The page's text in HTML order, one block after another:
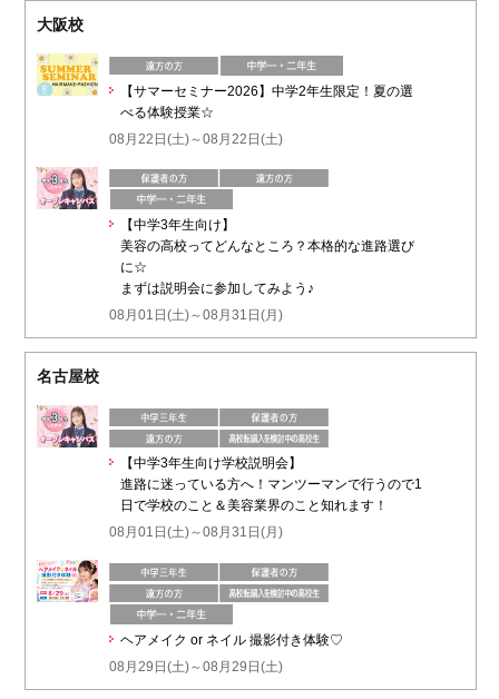
大阪校
【サマーセミナー2026】中学2年生限定！夏の選
べる体験授業☆
08月22日(土)～08月22日(土)
【中学3年生向け】
美容の高校ってどんなところ？本格的な進路選び
に☆
まずは説明会に参加してみよう♪
08月01日(土)～08月31日(月)
名古屋校
【中学3年生向け学校説明会】
進路に迷っている方へ！マンツーマンで行うので1
日で学校のこと＆美容業界のこと知れます！
08月01日(土)～08月31日(月)
ヘアメイク or ネイル 撮影付き体験♡
08月29日(土)～08月29日(土)